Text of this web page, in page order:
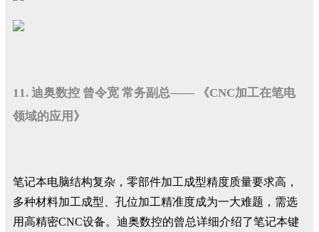
11. 迪奥数控 曾令宽 常务副总—— 《CNC加工在笔电
领域的应用》
笔记本电脑结构复杂，零部件加工成型精度质量要求高，
多种材料加工成型、孔位加工精准度成为一大难题，需选
用高精密CNC设备。迪奥数控的曾总详细介绍了笔记本键